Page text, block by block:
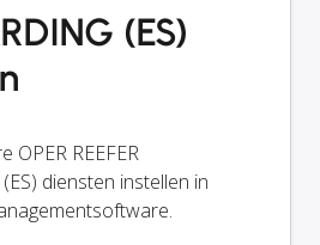
(ES)
OPER REEFER
diensten instellen in